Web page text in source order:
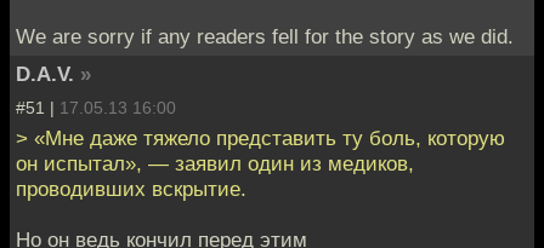
We are sorry if any readers fell for the story as we did.
D.A.V. »
#51 | 17.05.13 16:00
> «Мне даже тяжело представить ту боль, которую
он испытал», — заявил один из медиков,
проводивших вскрытие.
Но он ведь кончил перед этим